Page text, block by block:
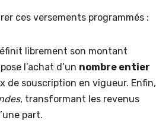
ces versements programmés :
librement son montant
l’achat d’un nombre entier
de souscription en vigueur. Enfin,
, transformant les revenus
part.